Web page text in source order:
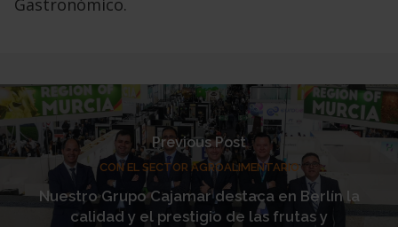
Gastronómico.
Previous Post
CON EL SECTOR AGROALIMENTARIO
Nuestro Grupo Cajamar destaca en Berlín la
calidad y el prestigio de las frutas y